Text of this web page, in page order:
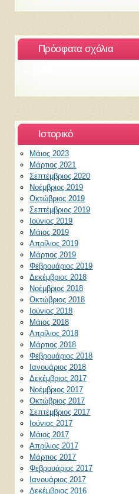
Πρόσφατα σχόλια
Ιστορικό
Μάιος 2023
Μάρτιος 2021
Σεπτέμβριος 2020
Νοέμβριος 2019
Οκτώβριος 2019
Σεπτέμβριος 2019
Ιούνιος 2019
Μάιος 2019
Απρίλιος 2019
Μάρτιος 2019
Φεβρουάριος 2019
Δεκέμβριος 2018
Νοέμβριος 2018
Οκτώβριος 2018
Ιούνιος 2018
Μάιος 2018
Απρίλιος 2018
Μάρτιος 2018
Φεβρουάριος 2018
Ιανουάριος 2018
Δεκέμβριος 2017
Νοέμβριος 2017
Οκτώβριος 2017
Σεπτέμβριος 2017
Ιούνιος 2017
Μάιος 2017
Απρίλιος 2017
Μάρτιος 2017
Φεβρουάριος 2017
Ιανουάριος 2017
Δεκέμβριος 2016